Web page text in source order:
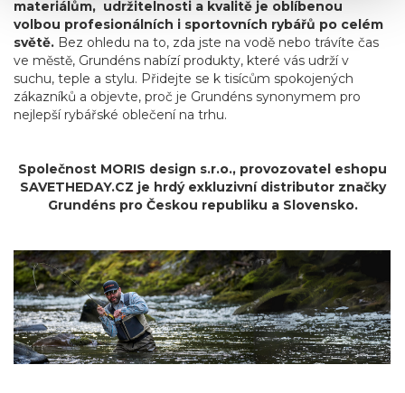
materiálům, udržitelnosti a kvalitě je oblíbenou
volbou profesionálních i sportovních rybářů po celém
světě. Bez ohledu na to, zda jste na vodě nebo trávíte čas
ve městě, Grundéns nabízí produkty, které vás udrží v
suchu, teple a stylu. Přidejte se k tisícům spokojených
zákazníků a objevte, proč je Grundéns synonymem pro
nejlepší rybářské oblečení na trhu.
Společnost MORIS design s.r.o., provozovatel eshopu
SAVETHEDAY.CZ je hrdý exkluzivní distributor značky
Grundéns pro Českou republiku a Slovensko.